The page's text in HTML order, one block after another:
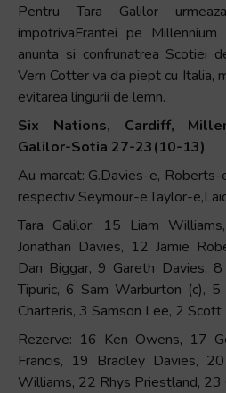
Pentru Tara Galilor
impotrivaFrantei pe
anunta si confrunatrea Scotiei
Vern Cotter va da piept cu Italia,
evitarea lingurii de lemn.
Six Nations, Cardiff,
Galilor-Sotia 27-23(10-13)
Au marcat: G.Davies-e,
respectiv Seymour-e,Taylor-
Tara Galilor: 15 Liam
Jonathan Davies, 12 Jamie
Dan Biggar, 9 Gareth Davies, 8
Tipuric, 6 Sam Warburton (c),
Charteris, 3 Samson Lee, 2
Rezerve: 16 Ken Owens, 17
Francis, 19 Bradley Davies,
Williams, 22 Rhys Priestland, 23